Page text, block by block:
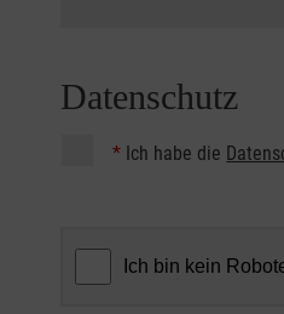
Datenschutz
* Ich habe die